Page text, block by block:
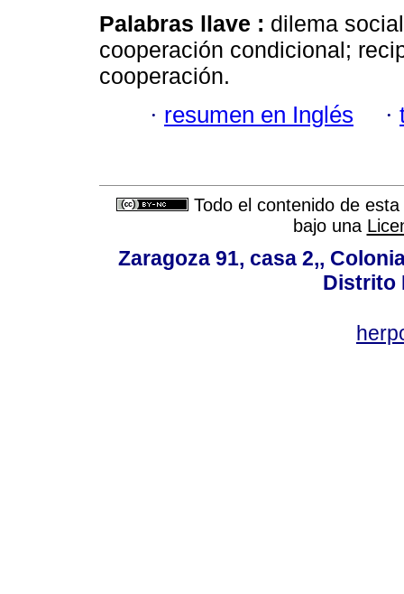
Palabras llave : dilema
cooperación condicional;
cooperación.
· resumen en Inglés ·
Todo el contenido de
bajo una
Zaragoza 91, casa 2,,
Distrito